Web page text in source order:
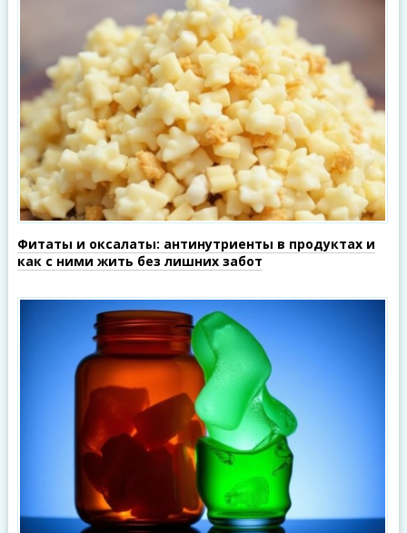
Фитаты и оксалаты: антинутриенты в продуктах и
как с ними жить без лишних забот